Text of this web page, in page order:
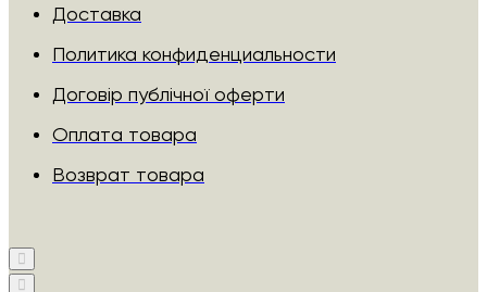
Доставка
Политика конфиденциальности
Договір публічної оферти
Оплата товара
Возврат товара